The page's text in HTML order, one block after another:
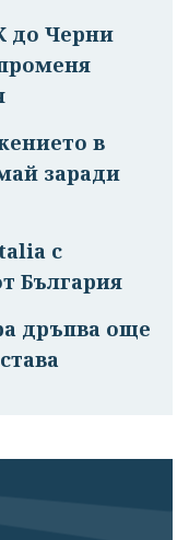
до Черни
в
заради
с
България
дръпва още